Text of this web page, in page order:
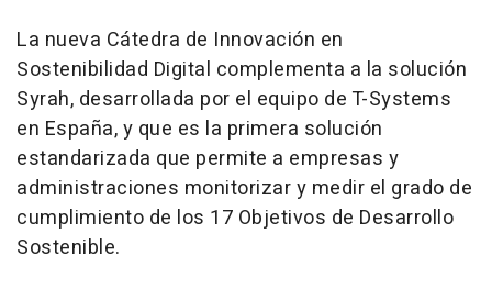
La nueva Cátedra de Innovación en
Sostenibilidad Digital complementa a la solución
Syrah, desarrollada por el equipo de T-Systems
en España, y que es la primera solución
estandarizada que permite a empresas y
administraciones monitorizar y medir el grado de
cumplimiento de los 17 Objetivos de Desarrollo
Sostenible.